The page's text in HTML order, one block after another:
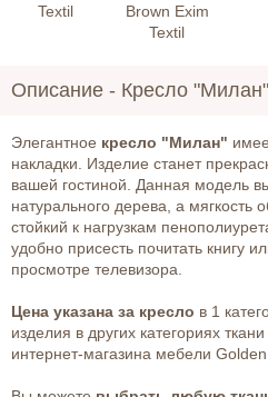
Textil
Brown Exim
Textil
Описание - Кресло
Элегантное кресло "Милан"
накладки. Изделие станет
вашей гостиной. Данная модель
натурального дерева, а мягкость
стойкий к нагрузкам
удобно присесть почитать книгу
просмотре телевизора.
Цена указана за кресло в 1
изделия в других категориях
интернет-магазина мебели